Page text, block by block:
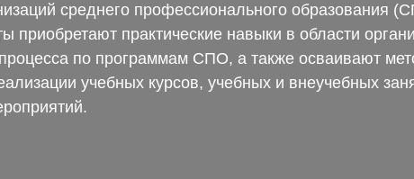
среднего профессионального образования
приобретают практические навыки в области
по программам СПО, а также осваивают
учебных курсов, учебных и внеучебных